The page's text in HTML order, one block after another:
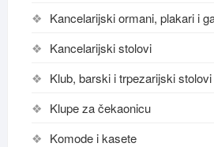
Kancelarijski ormani, plakari i
Kancelarijski stolovi
Klub, barski i trpezarijski stolovi
Klupe za čekaonicu
Komode i kasete